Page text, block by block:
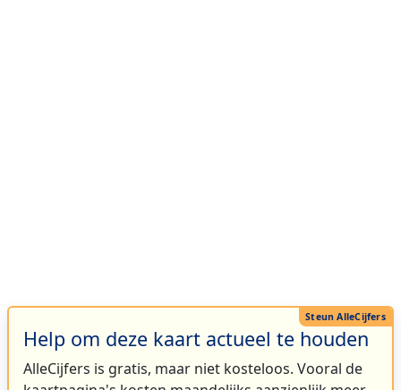
Help om deze kaart actueel te houden
AlleCijfers is gratis, maar niet kosteloos. Vooral de